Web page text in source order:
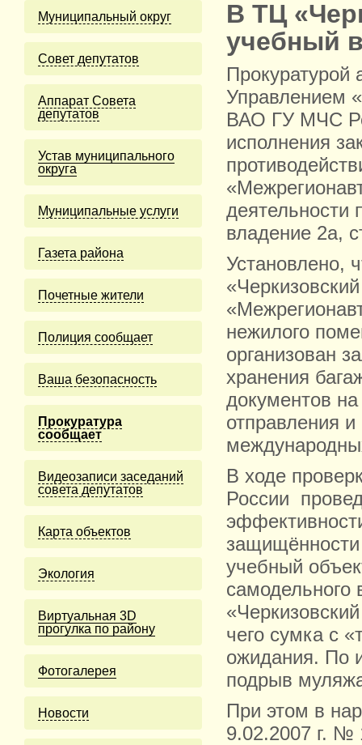
Муниципальный округ
Cовет депутатов
Аппарат Совета
депутатов
Устав муниципального
округа
Муниципальные услуги
Газета района
Почетные жители
Полиция сообщает
Ваша безопасность
Прокуратура
сообщает
Видеозаписи заседаний
совета депутатов
Карта объектов
Экология
Виртуальная 3D
прогулка по району
Фотогалерея
Новости
В ТЦ
учебный
Прокуратурой
Управлением
ВАО ГУ МЧС
исполнения
деятельности
владение 2а,
Установлено,
нежилого
организован
хранения
документов
отправления
В ходе
России
защищённости
учебный
самодельного
чего сумка с
ожидания. По
подрыв
При этом в
9.02.2007 г. №